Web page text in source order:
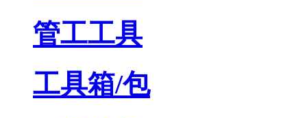
管工工具
工具箱/包